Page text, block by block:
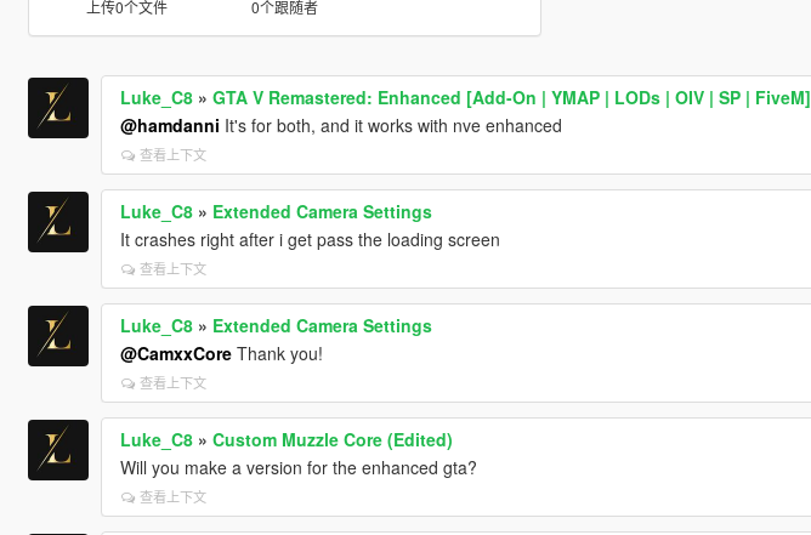
上传0个文件 0个跟随者
Luke_C8» GTA V Remastered: Enhanced [Add-On | YMAP | LODs | OIV | SP | FiveM]
@hamdanni It's for both, and it works with nve enhanced
查看上下文
Luke_C8» Extended Camera Settings
It crashes right after i get pass the loading screen
查看上下文
Luke_C8» Extended Camera Settings
@CamxxCoreThank you!
查看上下文
Luke_C8» Custom Muzzle Core (Edited)
Will you make a version for the enhanced gta?
查看上下文